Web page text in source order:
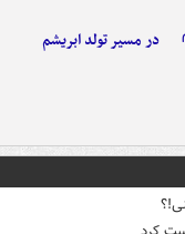
در مسیر تولد ابریشم